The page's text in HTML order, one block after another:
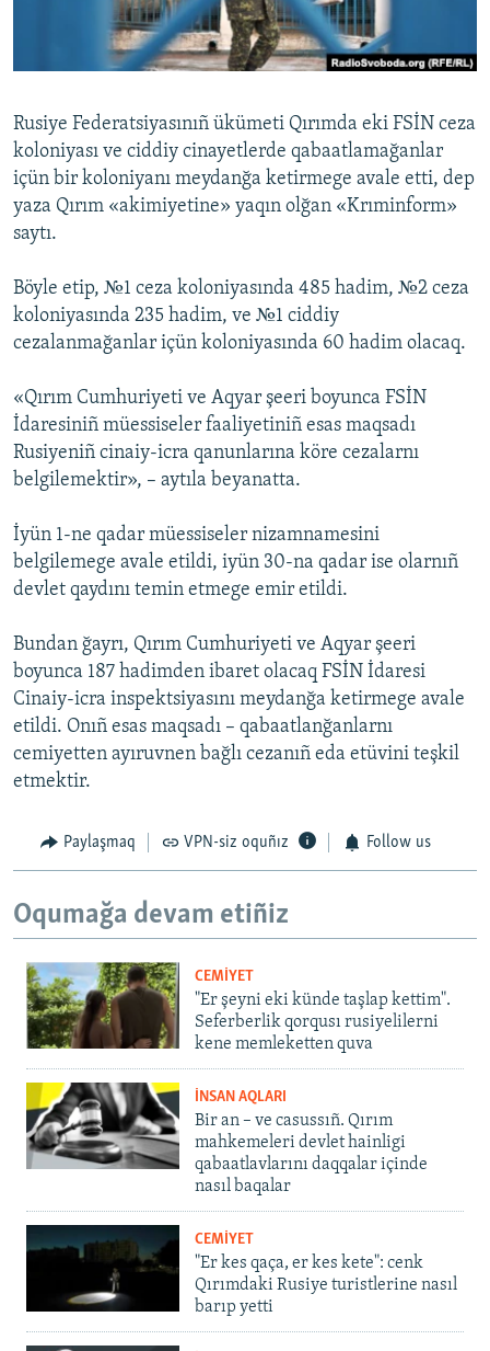
Українською
QOŞULIÑIZ!
RFE/RS bütün saytları
Rusiye Federatsiyasınıñ ükümeti Qırımda eki FSİN ceza
koloniyası ve ciddiy cinayetlerde qabaatlamağanlar
içün bir koloniyanı meydanğa ketirmege avale etti, dep
yaza Qırım «akimiyetine» yaqın olğan «Krıminform»
saytı.
Böyle etip, №1 ceza koloniyasında 485 hadim, №2 ceza
koloniyasında 235 hadim, ve №1 ciddiy
cezalanmağanlar içün koloniyasında 60 hadim olacaq.
«Qırım Cumhuriyeti ve Aqyar şeeri boyunca FSİN
İdaresiniñ müessiseler faaliyetiniñ esas maqsadı
Rusiyeniñ cinaiy-icra qanunlarına köre cezalarnı
belgilemektir», – aytıla beyanatta.
İyün 1-ne qadar müessiseler nizamnamesini
belgilemege avale etildi, iyün 30-na qadar ise olarnıñ
devlet qaydını temin etmege emir etildi.
Bundan ğayrı, Qırım Cumhuriyeti ve Aqyar şeeri
boyunca 187 hadimden ibaret olacaq FSİN İdaresi
Cinaiy-icra inspektsiyasını meydanğa ketirmege avale
etildi. Onıñ esas maqsadı – qabaatlanğanlarnı
cemiyetten ayıruvnen bağlı cezanıñ eda etüvini teşkil
etmektir.
Paylaşmaq VPN-siz oquñız Follow us
Oqumağa devam etiñiz
CEMİYET
"Er şeyni eki künde taşlap kettim".
Seferberlik qorqusı rusiyelilerni
kene memleketten quva
İNSAN AQLARI
Bir an – ve casussıñ. Qırım
mahkemeleri devlet hainligi
qabaatlavlarını daqqalar içinde
nasıl baqalar
CEMİYET
"Er kes qaça, er kes kete": cenk
Qırımdaki Rusiye turistlerine nasıl
barıp yetti